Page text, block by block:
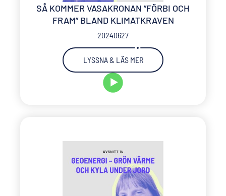
SÅ KOMMER VASAKRONAN ”FÖRBI OCH
FRAM” BLAND KLIMATKRAVEN
20240627
LYSSNA & LÄS MER